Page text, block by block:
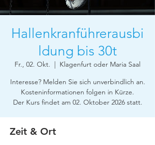
Hallenkranführerausbi
ldung bis 30t
Fr., 02. Okt.
  |
Klagenfurt oder Maria Saal
Interesse? Melden Sie sich unverbindlich an.
Kosteninformationen folgen in Kürze.
Der Kurs findet am 02. Oktober 2026 statt.
Zeit & Ort